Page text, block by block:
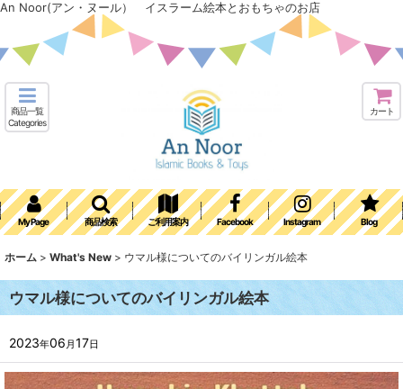
An Noor(アン・ヌール） イスラーム絵本とおもちゃのお店
商品一覧
Categories
カート
My Page 商品検索 ご利用案内 Facebook Instagram Blog
ホーム > What's New > ウマル様についてのバイリンガル絵本
ウマル様についてのバイリンガル絵本
2023年06 月17日